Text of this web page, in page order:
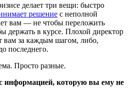
делает три вещи: быстро
решение с неполной
вам — не чтобы переложить
держать в курсе. Плохой директор
вам за каждым шагом, либо,
последнего.
Просто разные.
информацией, которую вы ему не